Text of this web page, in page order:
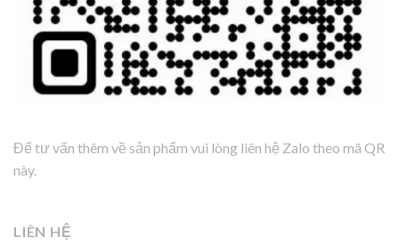
Để tư vấn thêm về sản phẩm vui lòng liên hệ Zalo theo mã QR
này.
LIÊN HỆ